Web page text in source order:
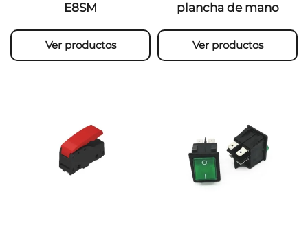
E8SM
Ver productos
plancha de mano
Ver productos